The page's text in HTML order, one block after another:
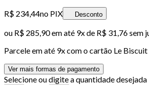
R$ 234,44no PIX Desconto
ou R$ 285,90em até 9x de R$ 31,76 sem
Parcele em até 9x com o cartão Le Biscuit
Ver mais formas de pagamento
Selecione ou digite a quantidade desejada